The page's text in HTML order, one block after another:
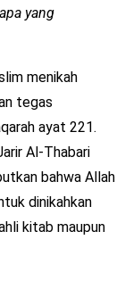
yang
menikah
tegas
ayat 221.
Al-Thabari
bahwa Allah
dinikahkan
kitab maupun